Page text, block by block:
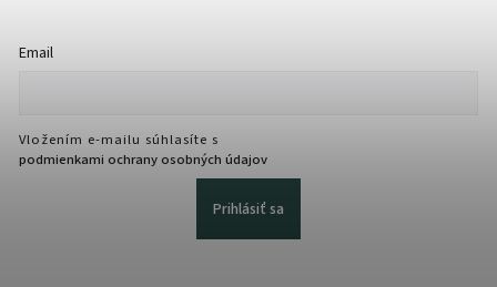
Email
Vložením e-mailu súhlasíte s
podmienkami ochrany osobných údajov
Prihlásiť sa